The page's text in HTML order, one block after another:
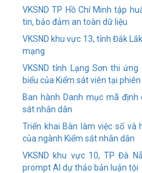
VKSND TP Hồ Chí Minh tập
tin, bảo đảm an toàn dữ liệu
VKSND khu vực 13, tỉnh Đắk
mạng
VKSND tỉnh Lạng Sơn thi
biểu của Kiểm sát viên tại
Ban hành Danh mục mã
sát nhân dân
Triển khai Bàn làm việc số và
của ngành Kiểm sát nhân dân
VKSND khu vực 10, TP Đà
prompt AI dự thảo bản luận tội